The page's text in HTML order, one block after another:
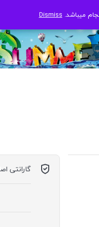
میباشد.Dismissمیباشد.Dismiss
گارانتی